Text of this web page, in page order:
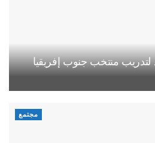
منتخب جنوب إفريقيا
مجتمع